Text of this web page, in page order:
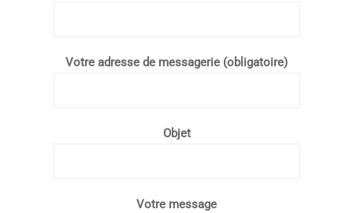
Votre adresse de messagerie (obligatoire)
Objet
Votre message